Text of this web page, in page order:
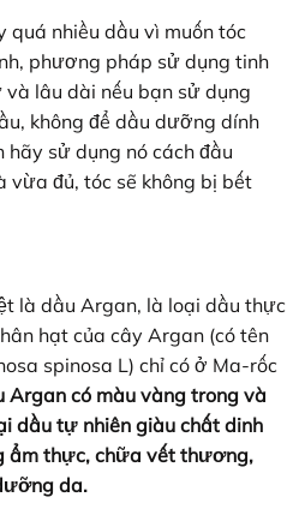
quá nhiều dầu vì muốn tóc
phương pháp sử dụng tinh
lâu dài nếu bạn sử dụng
không để dầu dưỡng dính
sử dụng nó cách đầu
vừa đủ, tóc sẽ không bị bết
là dầu Argan, là loại dầu thực
hạt của cây Argan (có tên
spinosa L) chỉ có ở Ma-rốc
Argan có màu vàng trong và
dầu tự nhiên giàu chất dinh
thực, chữa vết thương,
da.